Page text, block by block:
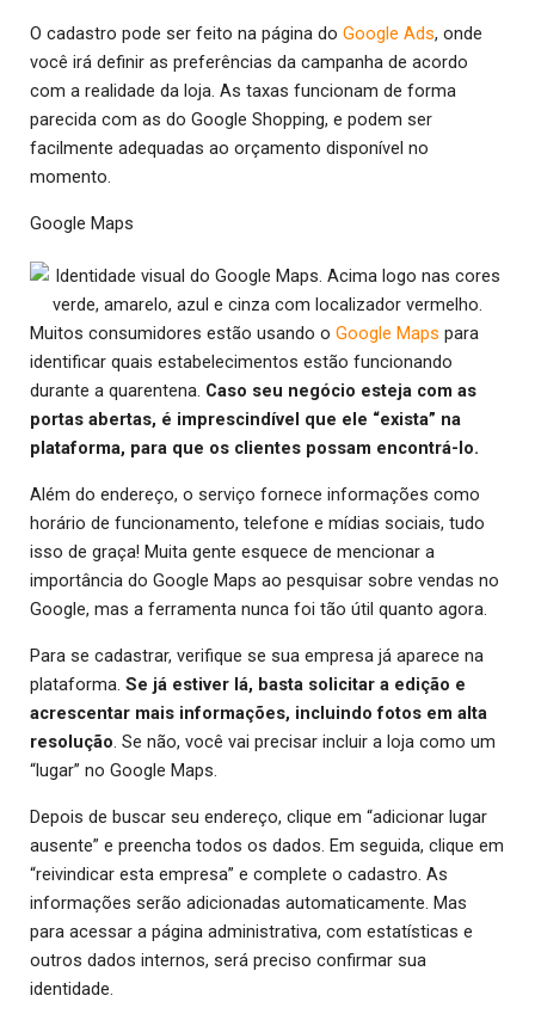
O cadastro pode ser feito na página do Google Ads, onde
você irá definir as preferências da campanha de acordo
com a realidade da loja. As taxas funcionam de forma
parecida com as do Google Shopping, e podem ser
facilmente adequadas ao orçamento disponível no
momento.
Google Maps
Muitos consumidores estão usando o Google Maps para
identificar quais estabelecimentos estão funcionando
durante a quarentena. Caso seu negócio esteja com as
portas abertas, é imprescindível que ele “exista” na
plataforma, para que os clientes possam encontrá-lo.
Além do endereço, o serviço fornece informações como
horário de funcionamento, telefone e mídias sociais, tudo
isso de graça! Muita gente esquece de mencionar a
importância do Google Maps ao pesquisar sobre vendas no
Google, mas a ferramenta nunca foi tão útil quanto agora.
Para se cadastrar, verifique se sua empresa já aparece na
plataforma. Se já estiver lá, basta solicitar a edição e
acrescentar mais informações, incluindo fotos em alta
resolução. Se não, você vai precisar incluir a loja como um
“lugar” no Google Maps.
Depois de buscar seu endereço, clique em “adicionar lugar
ausente” e preencha todos os dados. Em seguida, clique em
“reivindicar esta empresa” e complete o cadastro. As
informações serão adicionadas automaticamente. Mas
para acessar a página administrativa, com estatísticas e
outros dados internos, será preciso confirmar sua
identidade.